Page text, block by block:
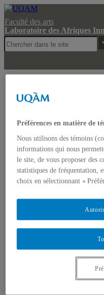
Faculté des arts
Laboratoire des Afriques
Colloque: REGARDS
IMAGINAIRES NON-
DANS LES
Accueil
Bulletin Bandung Spirit
Qui sommes-nous ?
Membres de
Monia
Jean-
Bonnie
Préférences en matière de
Nous utilisons des témoins
informations qui nous
le site, de vous proposer des
statistiques de fréquentation,
choix en sélectionnant «